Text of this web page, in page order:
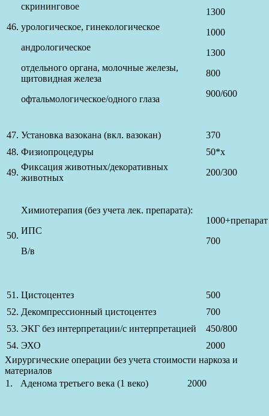
46.
скрининговое
урологическое, гинекологическое
андрологическое
отдельного органа, молочные железы,
щитовидная железа
офтальмологическое/одного глаза
1300
1000
1300
800
900/600
47. Установка вазокана (вкл. вазокан)
370
48. Физиопроцедуры
50*х
49.
Фиксация животных/декоративных
животных
200/300
50.
Химиотерапия (без учета лек. препарата):
ИПС
В/в
1000+препарат
700
51. Цистоцентез
500
52. Декомпрессионный цистоцентез
700
53. ЭКГ без интерпретации/с интерпретацией
450/800
54. ЭХО
2000
Хирургические операции без учета стоимости наркоза и
материалов
1.
Аденома третьего века (1 веко) 2000